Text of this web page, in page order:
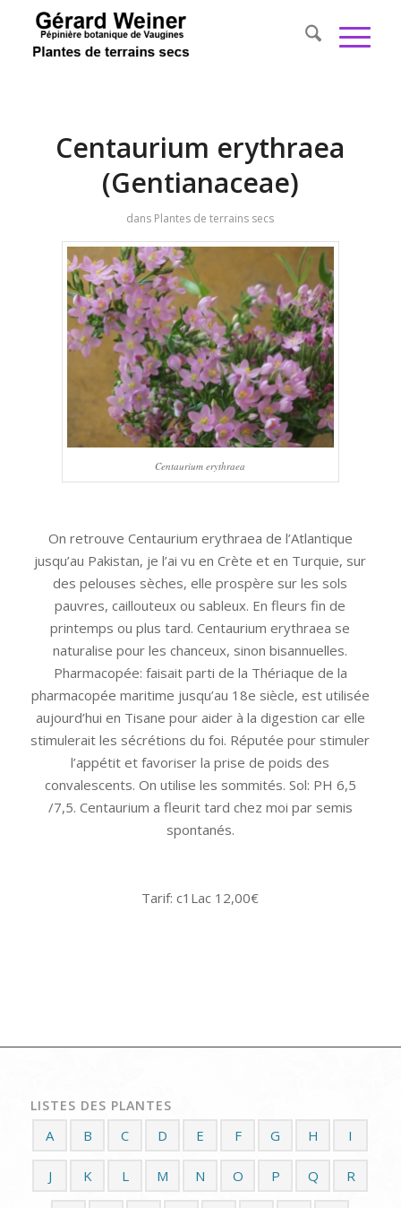
Centaurium erythraea
(Gentianaceae)
dans Plantes de terrains secs
Centaurium erythraea
On retrouve Centaurium erythraea de l’Atlantique
jusqu’au Pakistan, je l’ai vu en Crète et en Turquie, sur
des pelouses sèches, elle prospère sur les sols
pauvres, caillouteux ou sableux. En fleurs fin de
printemps ou plus tard. Centaurium erythraea se
naturalise pour les chanceux, sinon bisannuelles.
Pharmacopée: faisait parti de la Thériaque de la
pharmacopée maritime jusqu’au 18e siècle, est utilisée
aujourd’hui en Tisane pour aider à la digestion car elle
stimulerait les sécrétions du foi. Réputée pour stimuler
l’appétit et favoriser la prise de poids des
convalescents. On utilise les sommités. Sol: PH 6,5
/7,5. Centaurium a fleurit tard chez moi par semis
spontanés.
Tarif: c1Lac 12,00€
LISTES DES PLANTES
A B C D E F G H I
J K L M N O P Q R